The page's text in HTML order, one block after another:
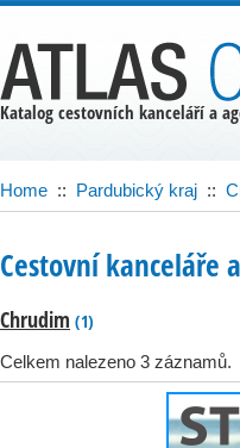
Home :: Pardubický kraj ::
Cestovní kanceláře
Chrudim (1)
Celkem nalezeno 3 záznamů.
Katalog cestovních kanceláří a